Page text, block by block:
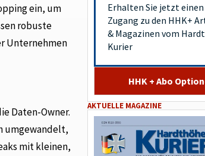
ein, um
robuste
Unternehmen
Daten-Owner.
umgewandelt,
mit kleinen,
Erhalten Sie jetzt einen
Zugang zu den HHK+
& Magazinen vom
Kurier
HHK + Abo
AKTUELLE MAGAZINE